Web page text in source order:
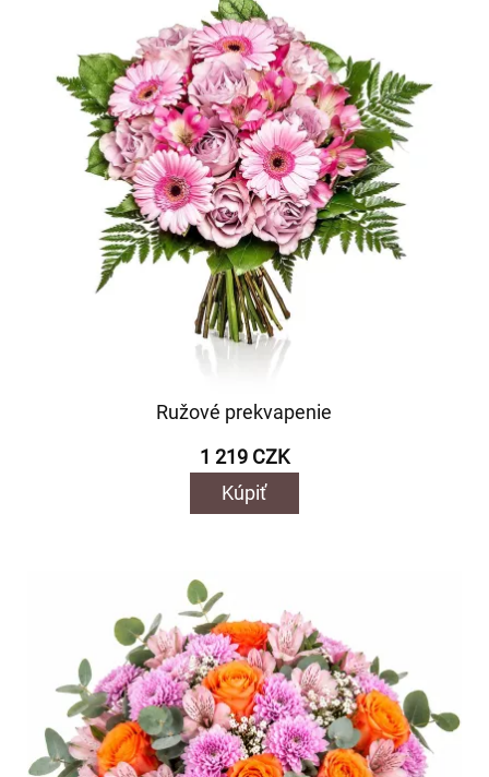
Ružové prekvapenie
1 219 CZK
Kúpiť